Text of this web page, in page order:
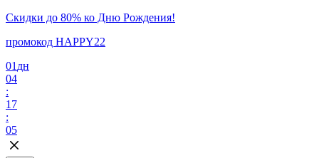
Скидки до 80% ко Дню Рождения!
промокод HAPPY22
01 дн
04
:
17
:
05